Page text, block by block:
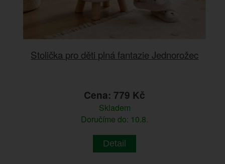
Stolička pro děti plná fantazie Jednorožec
Cena: 779 Kč
Skladem
Doručíme do: 10.8.
Detail